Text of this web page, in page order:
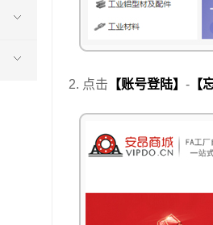
2. 点击 【账号登陆】 - 【